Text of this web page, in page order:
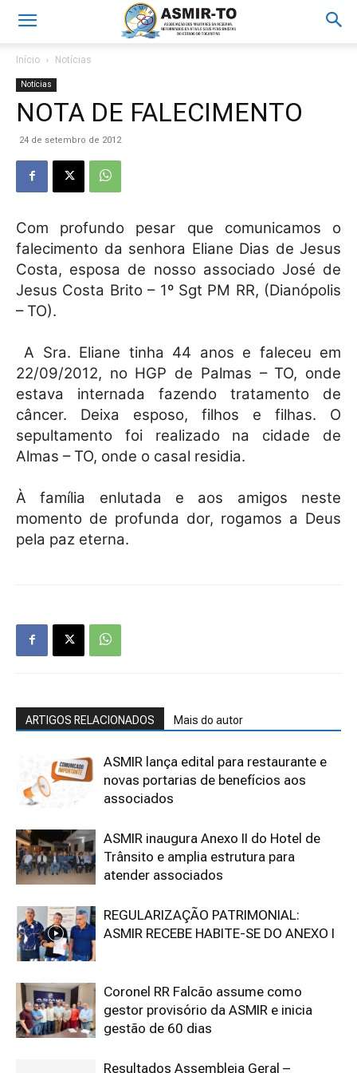
Início Notícias
Notícias
NOTA DE FALECIMENTO
24 de setembro de 2012
Com profundo pesar que comunicamos o
falecimento da senhora Eliane Dias de Jesus
Costa, esposa de nosso associado José de
Jesus Costa Brito – 1º Sgt PM RR, (Dianópolis
– TO).
A Sra. Eliane tinha 44 anos e faleceu em
22/09/2012, no HGP de Palmas – TO, onde
estava internada fazendo tratamento de
câncer. Deixa esposo, filhos e filhas. O
sepultamento foi realizado na cidade de
Almas – TO, onde o casal residia.
À família enlutada e aos amigos neste
momento de profunda dor, rogamos a Deus
pela paz eterna.
ARTIGOS RELACIONADOS Mais do autor
ASMIR lança edital para restaurante e
novas portarias de benefícios aos
associados
ASMIR inaugura Anexo II do Hotel de
Trânsito e amplia estrutura para
atender associados
REGULARIZAÇÃO PATRIMONIAL:
ASMIR RECEBE HABITE-SE DO ANEXO I
Coronel RR Falcão assume como
gestor provisório da ASMIR e inicia
gestão de 60 dias
Resultados Assembleia Geral –